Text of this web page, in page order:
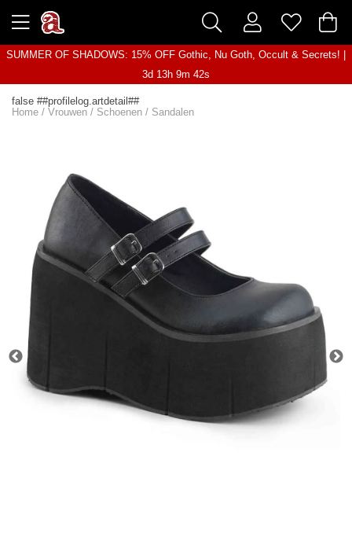
SUMMER OF SHADOWS: 15% OFF Gothic, Nu Goth, Occult & Secrets! |
3d 13h 9m 42s
false ##profilelog.artdetail##
Home / Vrouwen / Schoenen / Sandalen